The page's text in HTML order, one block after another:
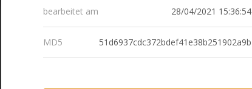
bearbeitet am 28/04/2021 15:36:54
MD5 51d6937cdc372bdef41e38b251902a9b